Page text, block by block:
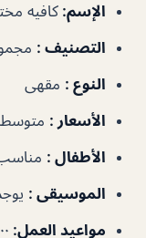
الإسم: كافيه
التصنيف :
النوع : مقهى
الأسعار :
الأطفال :
الموسيقى :
مواعيد العمل: